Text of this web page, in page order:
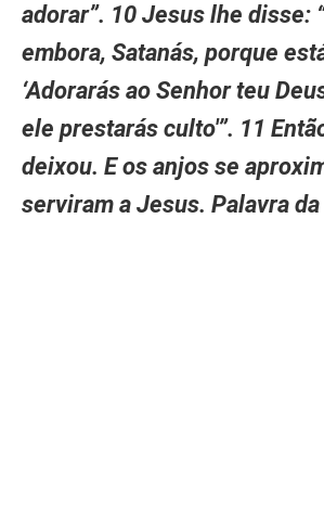
adorar”. 10 Jesus lhe disse:
embora, Satanás, porque
‘Adorarás ao Senhor teu
ele prestarás culto'”. 11
deixou. E os anjos se
serviram a Jesus. Palavra da